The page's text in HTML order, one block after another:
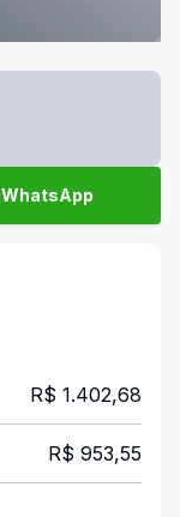
WhatsApp
R$ 1.402,68
R$ 953,55